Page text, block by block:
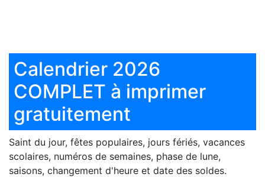
Calendrier 2026
COMPLET à imprimer
gratuitement
Saint du jour, fêtes populaires, jours fériés, vacances
scolaires, numéros de semaines, phase de lune,
saisons, changement d'heure et date des soldes.